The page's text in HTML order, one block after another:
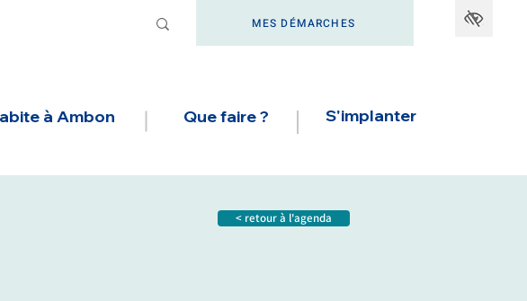
MES DÉMARCHES
à Ambon Que faire ? S'implanter
< retour à l'agenda